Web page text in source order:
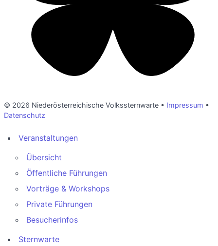
© 2026 Niederösterreichische Volkssternwarte • Impressum •
Datenschutz
Veranstaltungen
Übersicht
Öffentliche Führungen
Vorträge & Workshops
Private Führungen
Besucherinfos
Sternwarte